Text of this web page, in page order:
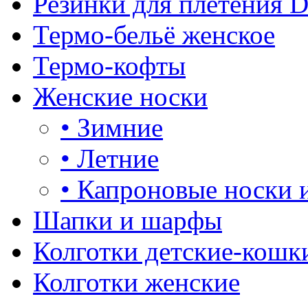
Термо-бельё женское
Термо-кофты
Женские носки
• Зимние
• Летние
• Капроновые носки
Шапки и шарфы
Колготки детские-
Колготки женские